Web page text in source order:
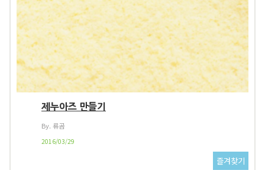
제누아즈 만들기
By. 류곰
2016/03/29